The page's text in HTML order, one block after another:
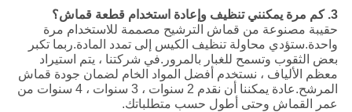
3. كم مرة يمكنني تنظيف وإعادة استخدام قطعة قماش؟
حقيبة مصنوعة من قماش الترشيح مصممة للاستخدام مرة
واحدة.ستؤدي محاولة تنظيف الكيس إلى تمدد المادة.ربما تكبر
بعض الثقوب وتسمح للغبار بالمرور.في شركتنا ، يتم استيراد
معظم الألياف ، نستخدم أفضل المواد الخام لضمان جودة قماش
المرشح.عادة يمكننا أن نقدم 2 سنوات ، 3 سنوات ، 4 سنوات من
عمر القماش وحتى أطول حسب متطلباتك.